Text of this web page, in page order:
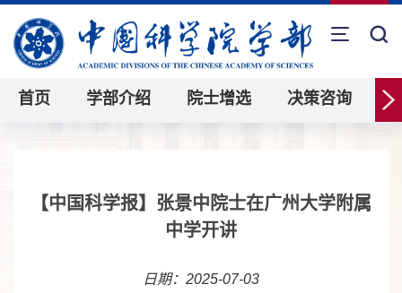
首页 学部介绍 院士增选 决策咨询
【中国科学报】张景中院士在广州大学附属
中学开讲
日期：2025-07-03